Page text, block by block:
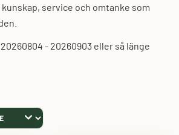
service och omtanke som
- 20260903 eller så länge